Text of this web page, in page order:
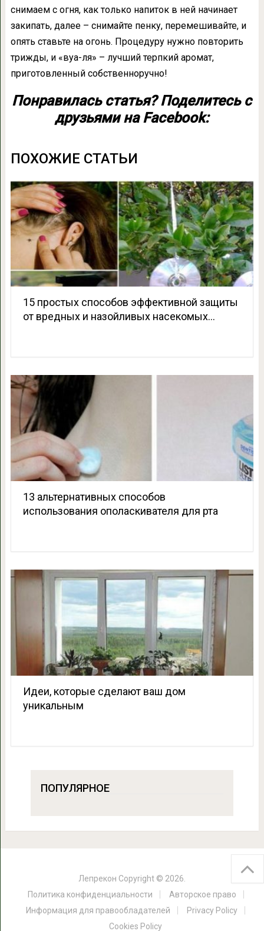
снимаем с огня, как только напиток в ней начинает
закипать, далее – снимайте пенку, перемешивайте, и
опять ставьте на огонь. Процедуру нужно повторить
трижды, и «вуа-ля» – лучший терпкий аромат,
приготовленный собственноручно!
Понравилась статья? Поделитесь с
друзьями на Facebook:
ПОХОЖИЕ СТАТЬИ
15 простых способов эффективной защиты
от вредных и назойливых насекомых…
13 альтернативных способов
использования ополаскивателя для рта
Идеи, которые сделают ваш дом
уникальным
ПОПУЛЯРНОЕ
Лепрекон Copyright © 2026.
Политика конфиденциальности
Авторское право
Информация для правообладателей
Privacy Policy
Cookies Policy